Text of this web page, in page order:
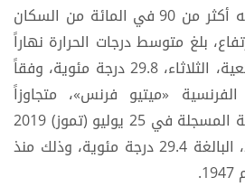
وفي فرنسا، حيث يواجه أكثر من 90 في المائة من السكان
بلغ متوسط درجات الحرارة نهاراً
وليلاً في 30 محطة مرجعية، الثلاثاء، 29.8 درجة مئوية، وفقاً
«ميتيو فرنس»، متجاوزاً
الأرقام القياسية السابقة المسجلة في 25 يوليو (تموز) 2019
و5 أغسطس (آب) 2003، البالغة 29.4 درجة مئوية، وذلك منذ